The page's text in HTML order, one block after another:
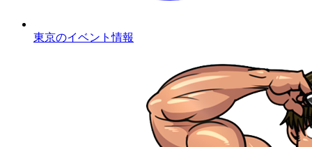
東京のイベント情報